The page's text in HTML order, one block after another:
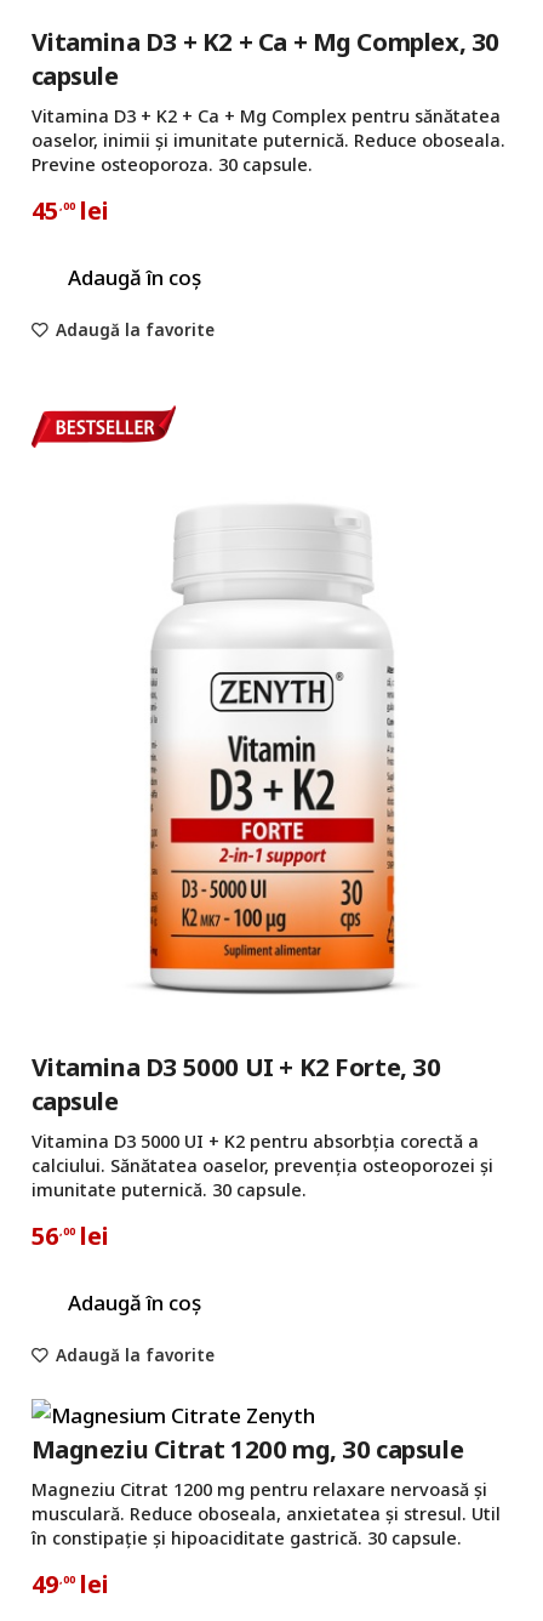
Vitamina D3 + K2 + Ca + Mg Complex, 30
capsule
Vitamina D3 + K2 + Ca + Mg Complex pentru sănătatea
oaselor, inimii și imunitate puternică. Reduce oboseala.
Previne osteoporoza. 30 capsule.
45,00 lei
Adaugă în coș
Adaugă la favorite
Vitamina D3 5000 UI + K2 Forte, 30
capsule
Vitamina D3 5000 UI + K2 pentru absorbția corectă a
calciului. Sănătatea oaselor, prevenția osteoporozei și
imunitate puternică. 30 capsule.
56,00 lei
Adaugă în coș
Adaugă la favorite
Magneziu Citrat 1200 mg, 30 capsule
Magneziu Citrat 1200 mg pentru relaxare nervoasă și
musculară. Reduce oboseala, anxietatea și stresul. Util
în constipație și hipoaciditate gastrică. 30 capsule.
49,00 lei